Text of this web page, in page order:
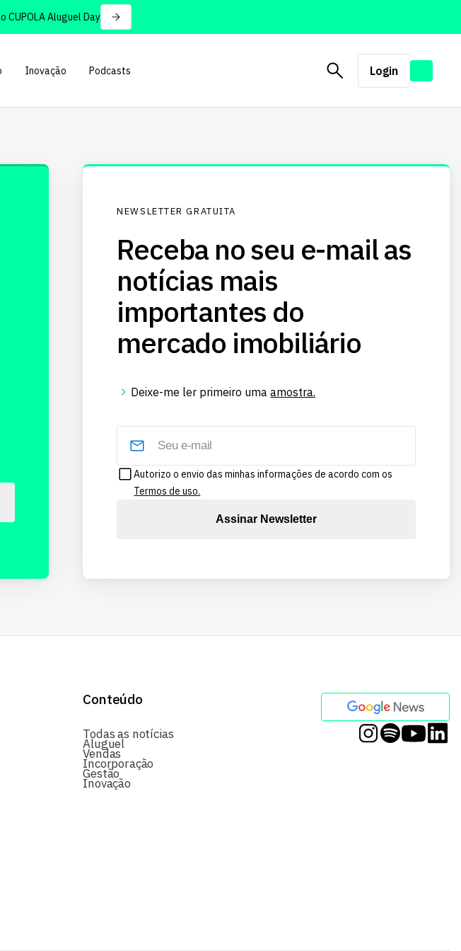
Aluguel Day
Inovação Podcasts Login
NEWSLETTER GRATUITA
Receba no seu e-mail as
notícias mais
importantes do
mercado imobiliário
Deixe-me ler primeiro umaamostra.
Autorizo o envio das minhas informações de acordo com os
Termos de uso.
Assinar Newsletter
Conteúdo
Todas as notícias
Aluguel
Vendas
Incorporação
Gestão
Inovação